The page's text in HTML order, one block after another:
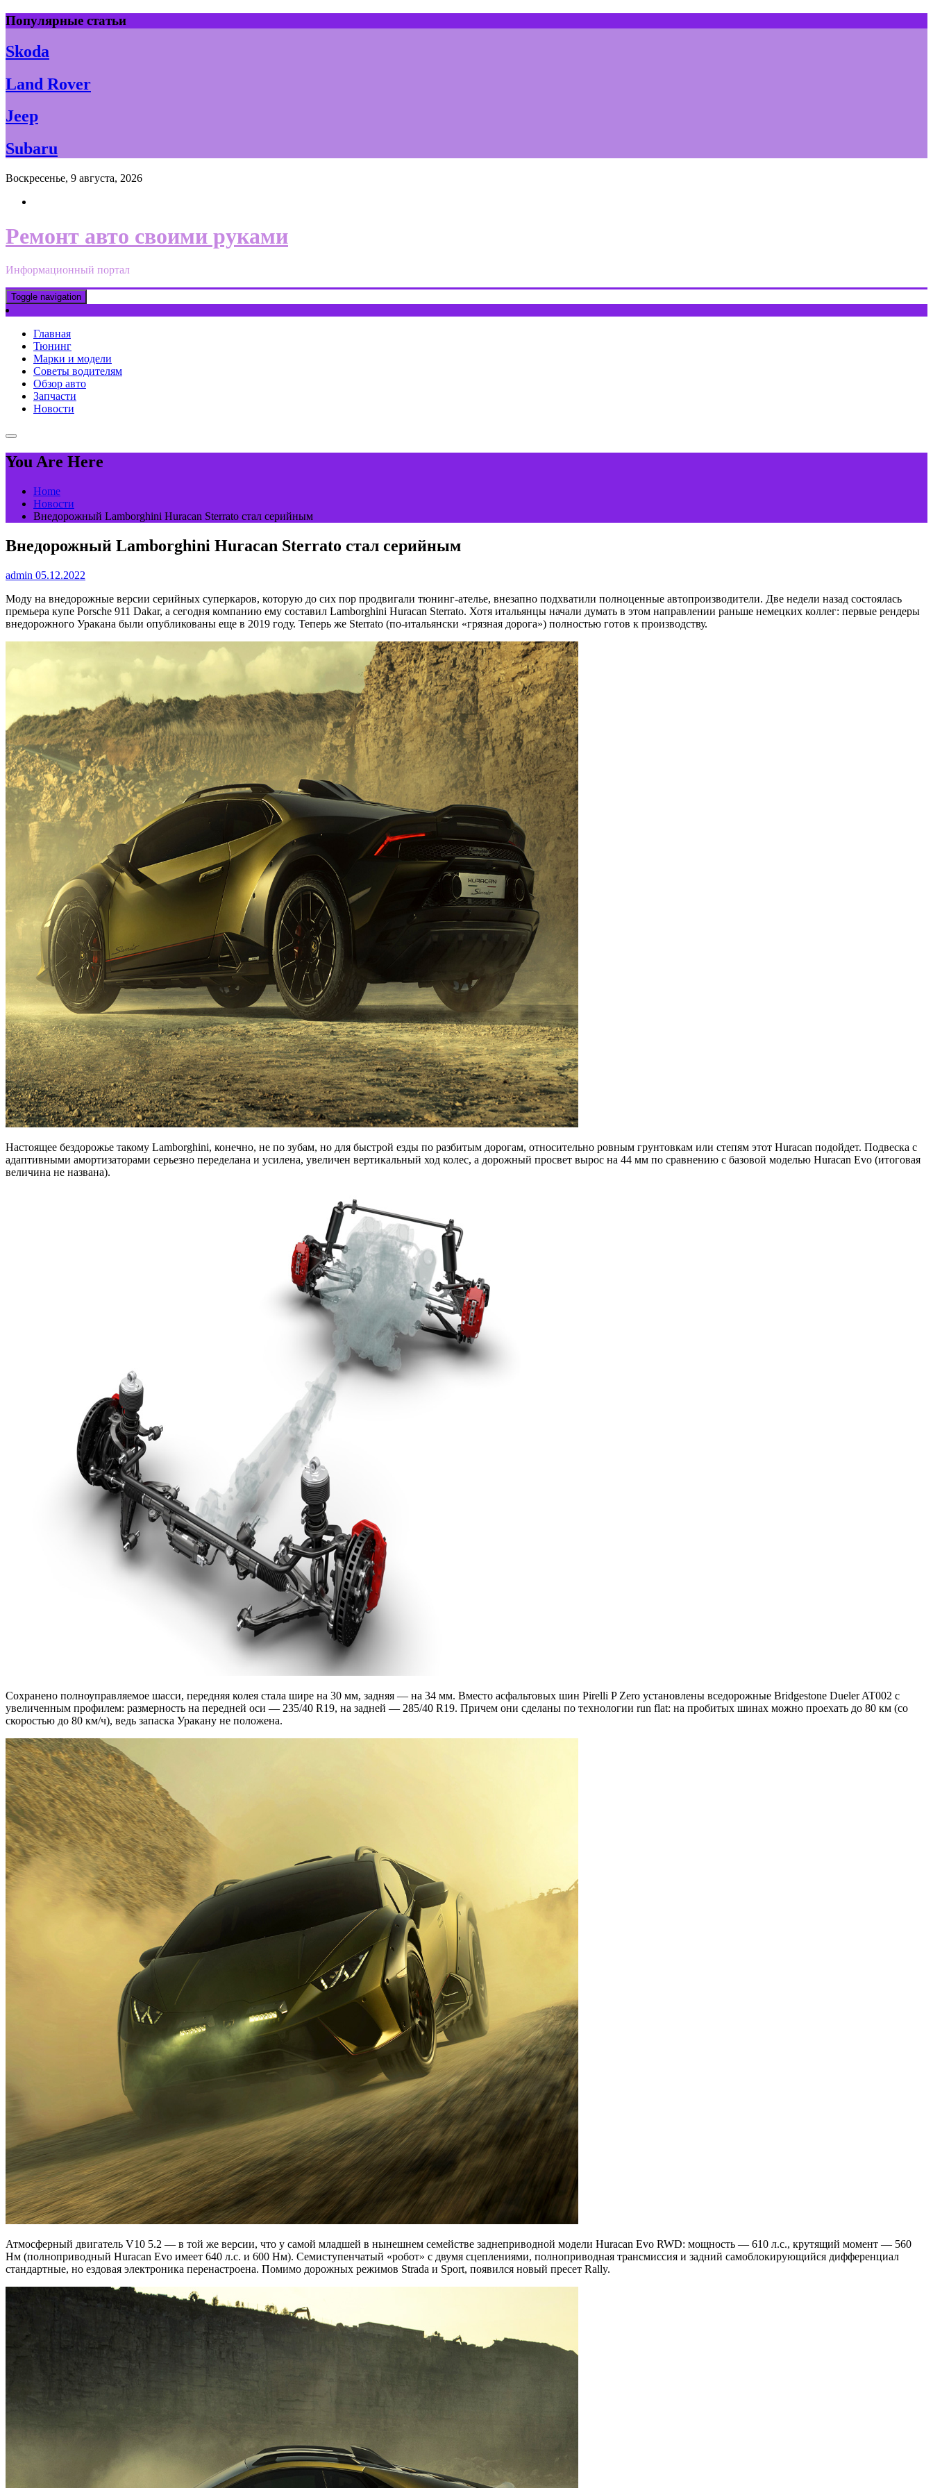
Skip
to
content
Популярные статьи
Skoda
Land Rover
Jeep
Subaru
Воскресенье, 9 августа, 2026
Ремонт авто своими руками
Информационный портал
Toggle navigation
Главная
Тюнинг
Марки и модели
Советы водителям
Обзор авто
Запчасти
Новости
You Are Here
Home
Новости
Внедорожный Lamborghini Huracan Sterrato стал серийным
Внедорожный Lamborghini Huracan Sterrato стал серийным
admin 05.12.2022
Моду на внедорожные версии серийных суперкаров, которую до сих пор продвигали тюнинг-ателье, внезапно подхватили полноценные автопроизводители. Две недели назад состоялась
премьера купе Porsche 911 Dakar, а сегодня компанию ему составил Lamborghini Huracan Sterrato. Хотя итальянцы начали думать в этом направлении раньше немецких коллег: первые рендеры
внедорожного Уракана были опубликованы еще в 2019 году. Теперь же Sterrato (по-итальянски «грязная дорога») полностью готов к производству.
Настоящее бездорожье такому Lamborghini, конечно, не по зубам, но для быстрой езды по разбитым дорогам, относительно ровным грунтовкам или степям этот Huracan подойдет. Подвеска с
адаптивными амортизаторами серьезно переделана и усилена, увеличен вертикальный ход колес, а дорожный просвет вырос на 44 мм по сравнению с базовой моделью Huracan Evo (итоговая
величина не названа).
Сохранено полноуправляемое шасси, передняя колея стала шире на 30 мм, задняя — на 34 мм. Вместо асфальтовых шин Pirelli P Zero установлены вседорожные Bridgestone Dueler AT002 с
увеличенным профилем: размерность на передней оси — 235/40 R19, на задней — 285/40 R19. Причем они сделаны по технологии run flat: на пробитых шинах можно проехать до 80 км (со
скоростью до 80 км/ч), ведь запаска Уракану не положена.
Атмосферный двигатель V10 5.2 — в той же версии, что у самой младшей в нынешнем семействе заднеприводной модели Huracan Evo RWD: мощность — 610 л.с., крутящий момент — 560
Нм (полноприводный Huracan Evo имеет 640 л.с. и 600 Нм). Семиступенчатый «робот» с двумя сцеплениями, полноприводная трансмиссия и задний самоблокирующийся дифференциал
стандартные, но ездовая электроника перенастроена. Помимо дорожных режимов Strada и Sport, появился новый пресет Rally.